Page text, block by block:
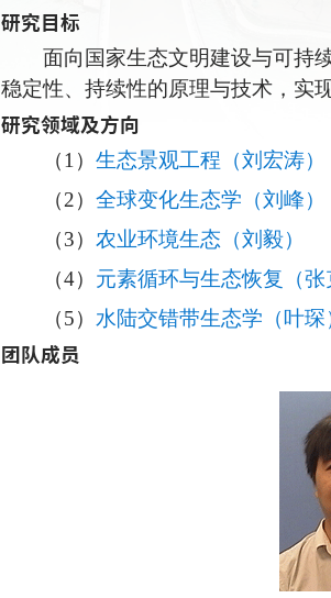
研究目标
面向国家生态文明建设与可持
稳定性、持续性的原理与技术，实
研究领域及方向
（1） 生态景观工程（刘宏涛）
（2） 全球变化生态学（刘峰）
（3） 农业环境生态（刘毅）
（4） 元素循环与生态恢复（张
（5） 水陆交错带生态学（叶琛
团队成员